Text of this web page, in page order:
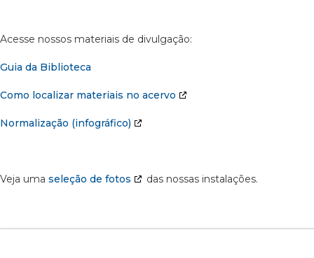
Acesse nossos materiais de divulgação:
Guia da Biblioteca
Como localizar materiais no acervo
Normalização (infográfico)
Veja uma seleção de fotos das nossas instalações.